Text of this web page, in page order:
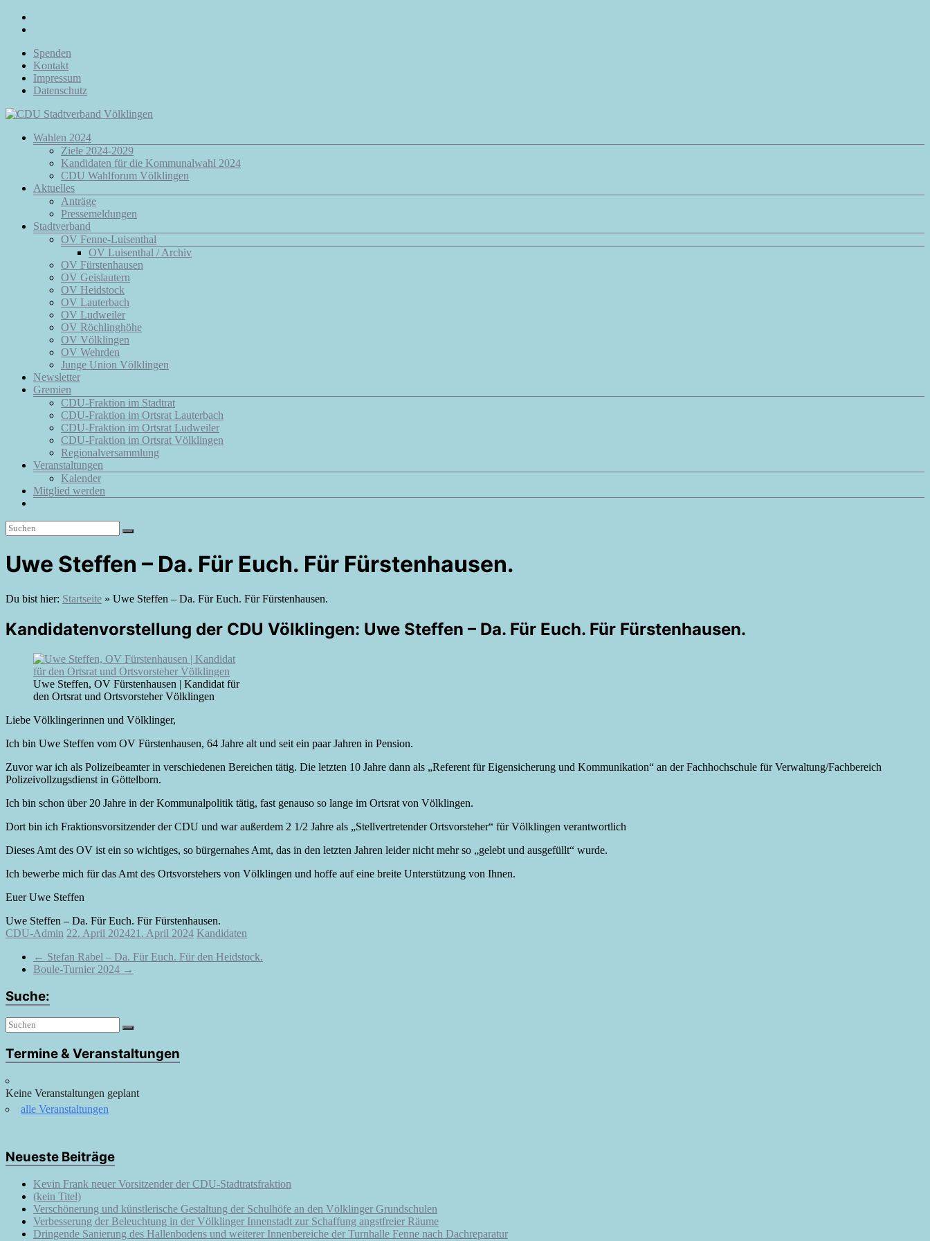
Zum
Inhalt
Spenden
Kontakt
Impressum
Datenschutz
CDU
Stadtverband
Völklingen
Euch.
Menü
Wahlen 2024
Ziele 2024-2029
Kandidaten für die Kommunalwahl 2024
CDU Wahlforum Völklingen
Aktuelles
Anträge
Pressemeldungen
Stadtverband
OV Fenne-Luisenthal
OV Luisenthal / Archiv
OV Fürstenhausen
OV Geislautern
OV Heidstock
OV Lauterbach
OV Ludweiler
OV Röchlinghöhe
OV Völklingen
OV Wehrden
Junge Union Völklingen
Newsletter
Gremien
CDU-Fraktion im Stadtrat
CDU-Fraktion im Ortsrat Lauterbach
CDU-Fraktion im Ortsrat Ludweiler
CDU-Fraktion im Ortsrat Völklingen
Regionalversammlung
Veranstaltungen
Kalender
Mitglied werden
Uwe Steffen – Da. Für Euch. Für Fürstenhausen.
Du bist hier: Startseite » Uwe Steffen – Da. Für Euch. Für Fürstenhausen.
Kandidatenvorstellung der CDU Völklingen: Uwe Steffen – Da. Für Euch. Für Fürstenhausen.
Uwe Steffen, OV Fürstenhausen | Kandidat für
den Ortsrat und Ortsvorsteher Völklingen
Liebe Völklingerinnen und Völklinger,
Ich bin Uwe Steffen vom OV Fürstenhausen, 64 Jahre alt und seit ein paar Jahren in Pension.
Zuvor war ich als Polizeibeamter in verschiedenen Bereichen tätig. Die letzten 10 Jahre dann als „Referent für Eigensicherung und Kommunikation“ an der Fachhochschule für Verwaltung/Fachbereich
Polizeivollzugsdienst in Göttelborn.
Ich bin schon über 20 Jahre in der Kommunalpolitik tätig, fast genauso so lange im Ortsrat von Völklingen.
Dort bin ich Fraktionsvorsitzender der CDU und war außerdem 2 1/2 Jahre als „Stellvertretender Ortsvorsteher“ für Völklingen verantwortlich
Dieses Amt des OV ist ein so wichtiges, so bürgernahes Amt, das in den letzten Jahren leider nicht mehr so „gelebt und ausgefüllt“ wurde.
Ich bewerbe mich für das Amt des Ortsvorstehers von Völklingen und hoffe auf eine breite Unterstützung von Ihnen.
Euer Uwe Steffen
Uwe Steffen – Da. Für Euch. Für Fürstenhausen.
CDU-Admin 22. April 202421. April 2024 Kandidaten
← Stefan Rabel – Da. Für Euch. Für den Heidstock.
Boule-Turnier 2024 →
Suche:
Termine & Veranstaltungen
Keine Veranstaltungen geplant
alle Veranstaltungen
Neueste Beiträge
Kevin Frank neuer Vorsitzender der CDU-Stadtratsfraktion
(kein Titel)
Verschönerung und künstlerische Gestaltung der Schulhöfe an den Völklinger Grundschulen
Verbesserung der Beleuchtung in der Völklinger Innenstadt zur Schaffung angstfreier Räume
Dringende Sanierung des Hallenbodens und weiterer Innenbereiche der Turnhalle Fenne nach Dachreparatur